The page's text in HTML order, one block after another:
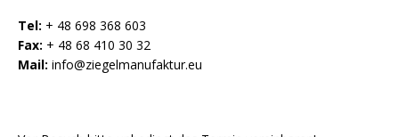
Tel: + 48 698 368 603
Fax: + 48 68 410 30 32
Mail: info@ziegelmanufaktur.eu